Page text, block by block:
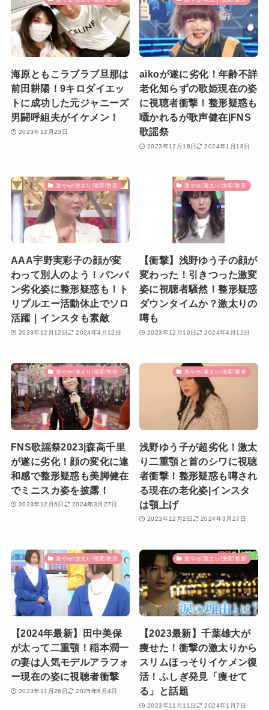
海原ともこラブラブ旦那は
前田耕陽！9キロダイエッ
トに成功した元ジャニーズ
男闘呼組夫がイケメン！
2023年12月23日
aikoが遂に劣化！年齢不詳
老化知らずの歌姫現在の姿
に視聴者衝撃！整形疑惑も
囁かれるが歌声健在|FNS
歌謡祭
2023年12月18日 2024年1月18日
激やせ/激太り/激変/整形
AAA宇野実彩子の顔が変
わって別人のよう！パンパ
ン劣化姿に整形疑惑も！ト
リプルエー活動休止でソロ
活躍｜インスタも素敵
2023年12月12日 2024年4月12日
激やせ/激太り/激変/整形
【衝撃】浅野ゆう子の顔が
変わった！引きつった激変
姿に視聴者騒然！整形疑惑
ダウンタイムか？激太りの
噂も
2023年12月10日 2024年4月12日
激やせ/激太り/激変/整形
FNS歌謡祭2023|森高千里
が遂に劣化！顔の変化に違
和感で整形疑惑も美脚健在
でミニスカ姿を披露！
2023年12月6日 2024年3月27日
激やせ/激太り/激変/整形
浅野ゆう子が超劣化！激太
り二重顎と首のシワに視聴
者衝撃！整形疑惑も噂され
る現在の老化姿|インスタ
は顎上げ
2023年12月2日 2024年3月27日
激やせ/激太り/激変/整形
【2024年最新】田中美保
が太って二重顎！稲本潤一
の妻は人気モデルアラフォ
ー現在の姿に視聴者衝撃
2023年11月26日 2025年6月4日
激やせ/激太り/激変/整形
【2023最新】千葉雄大が
痩せた！衝撃の激太りから
スリムほっそりイケメン復
活！ふしぎ発見「痩せて
る」と話題
2023年11月11日 2024年1月7日